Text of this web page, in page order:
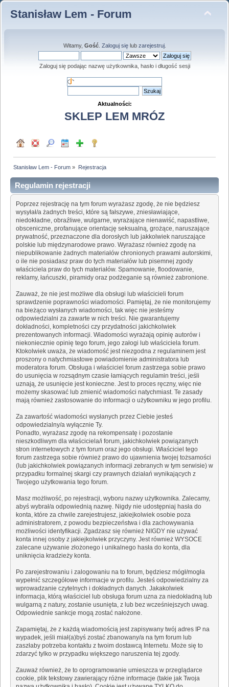
Stanisław Lem - Forum
Witamy, Gość. Zaloguj sięlub zarejestruj.
Zaloguj się podając nazwę użytkownika, hasło i długość sesji
Aktualności:
SKLEP LEM MRÓZ
Stanisław Lem - Forum » Rejestracja
Regulamin rejestracji
Poprzez rejestrację na tym forum wyrażasz zgodę, że nie będziesz
wysyłał/a żadnych treści, które są fałszywe, zniesławiające,
niedokładne, obraźliwe, wulgarne, wyrażające nienawiść, napastliwe,
obsceniczne, profanujące orientację seksualną, grożące, naruszające
prywatność, przeznaczone dla dorosłych lub jakkolwiek naruszające
polskie lub międzynarodowe prawo. Wyrażasz również zgodę na
niepublikowanie żadnych materiałów chronionych prawami autorskimi,
o ile nie posiadasz praw do tych materiałów lub pisemnej zgody
właściciela praw do tych materiałów. Spamowanie, floodowanie,
reklamy, łańcuszki, piramidy oraz podżeganie są również zabronione.
Zauważ, że nie jest możliwe dla obsługi lub właścicieli forum
sprawdzenie poprawności wiadomości. Pamiętaj, że nie monitorujemy
na bieżąco wysłanych wiadomości, tak więc nie jesteśmy
odpowiedzialni za zawarte w nich treści. Nie gwarantujemy
dokładności, kompletności czy przydatności jakichkolwiek
prezentowanych informacji. Wiadomości wyrażają opinię autorów i
niekoniecznie opinię tego forum, jego załogi lub właściciela forum.
Ktokolwiek uważa, że wiadomość jest niezgodna z regulaminem jest
proszony o natychmiastowe powiadomienie administratora lub
moderatora forum. Obsługa i właściciel forum zastrzega sobie prawo
do usunięcia w rozsądnym czasie łamiących regulamin treści, jeśli
uznają, że usunięcie jest konieczne. Jest to proces ręczny, więc nie
możemy skasować lub zmienić wiadomości natychmiast. Te zasady
mają również zastosowanie do informacji o użytkowniku w jego profilu.
Za zawartość wiadomości wysłanych przez Ciebie jesteś
odpowiedzialny/a wyłącznie Ty.
Ponadto, wyrażasz zgodę na rekompensatę i pozostanie
nieszkodliwym dla właściciela/i forum, jakichkolwiek powiązanych
stron internetowych z tym forum oraz jego obsługi. Właściciel tego
forum zastrzega sobie również prawo do ujawnienia twojej tożsamości
(lub jakichkolwiek powiązanych informacji zebranych w tym serwisie) w
przypadku formalnej skargi czy prawnych działań wynikających z
Twojego użytkowania tego forum.
Masz możliwość, po rejestracji, wyboru nazwy użytkownika. Zalecamy,
abyś wybrał/a odpowiednią nazwę. Nigdy nie udostępniaj hasła do
konta, które za chwile zarejestrujesz, jakiejkolwiek osobie poza
administratorem, z powodu bezpieczeństwa i dla zachowywania
możliwości identyfikacji. Zgadzasz się również NIGDY nie używać
konta innej osoby z jakiejkolwiek przyczyny. Jest również WYSOCE
zalecane używanie złożonego i unikalnego hasła do konta, dla
uniknięcia kradzieży konta.
Po zarejestrowaniu i zalogowaniu na to forum, będziesz mógł/mogła
wypełnić szczegółowe informacje w profilu. Jesteś odpowiedzialny za
wprowadzanie czytelnych i dokładnych danych. Jakakolwiek
informacja, którą właściciel lub obsługa forum uzna za niedokładną lub
wulgarną z natury, zostanie usunięta, z lub bez wcześniejszych uwag.
Odpowiednie sankcje mogą zostać nałożone.
Zapamiętaj, że z każdą wiadomością jest zapisywany twój adres IP na
wypadek, jeśli miał(a)byś zostać zbanowany/a na tym forum lub
zaszłaby potrzeba kontaktu z twoim dostawcą Internetu. Może się to
zdarzyć tylko w przypadku większego naruszenia tej zgody.
Zauważ również, że to oprogramowanie umieszcza w przeglądarce
cookie, plik tekstowy zawierający różne informacje (takie jak Twoja